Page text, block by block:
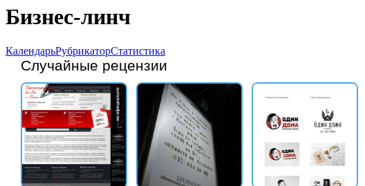
Бизнес-линч
КалендарьРубрикаторСтатистика
Случайные рецензии